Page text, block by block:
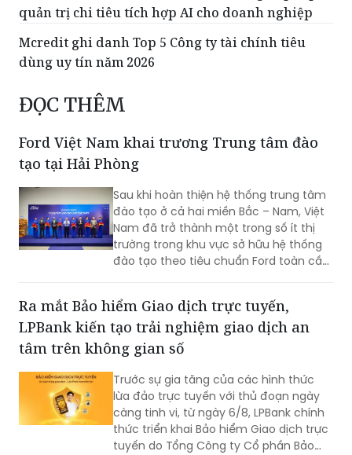
quản trị chi tiêu tích hợp AI cho doanh nghiệp
Mcredit ghi danh Top 5 Công ty tài chính tiêu
dùng uy tín năm 2026
ĐỌC THÊM
Ford Việt Nam khai trương Trung tâm đào
tạo tại Hải Phòng
Sau khi hoàn thiện hệ thống trung tâm
đào tạo ở cả hai miền Bắc – Nam, Việt
Nam đã trở thành một trong số ít thị
trường trong khu vực sở hữu hệ thống
đào tạo theo tiêu chuẩn Ford toàn cầu,
Ra mắt Bảo hiểm Giao dịch trực tuyến,
LPBank kiến tạo trải nghiệm giao dịch an
tâm trên không gian số
Trước sự gia tăng của các hình thức
lừa đảo trực tuyến với thủ đoạn ngày
càng tinh vi, từ ngày 6/8, LPBank chính
thức triển khai Bảo hiểm Giao dịch trực
tuyến do Tổng Công ty Cổ phần Bảo